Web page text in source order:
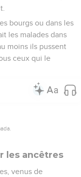
bourgs ou dans les
les malades dans
moins ils pussent
ceux qui le
les ancêtres
venus de